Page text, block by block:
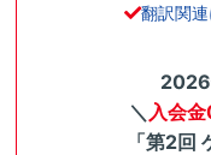
翻訳関
＼ 入会
「第2回